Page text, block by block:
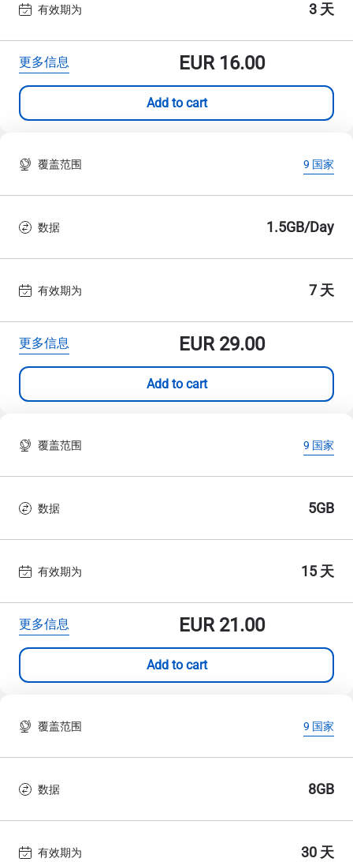
有效期为 3 天
更多信息 EUR16.00
Add to cart
覆盖范围 9 国家
数据 1.5GB/Day
有效期为 7 天
更多信息 EUR29.00
Add to cart
覆盖范围 9 国家
数据 5GB
有效期为 15 天
更多信息 EUR21.00
Add to cart
覆盖范围 9 国家
数据 8GB
有效期为 30 天